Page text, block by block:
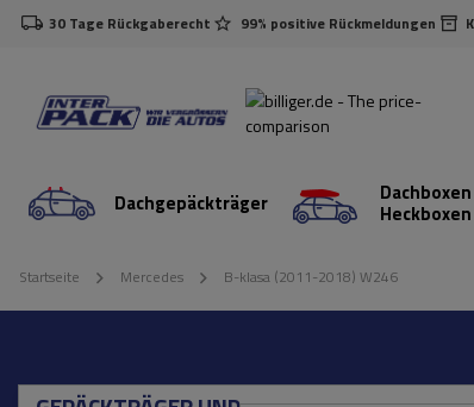
30 Tage Rückgaberecht 99% positive Rückmeldungen
Dachgepäckträger Heckboxen
Startseite Mercedes B-klasa (2011-2018) W246